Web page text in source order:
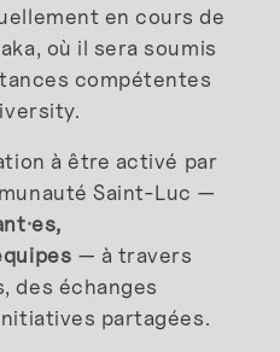
en cours de
où il sera soumis
compétentes
à être activé par
Saint-Luc —
— à travers
des échanges
partagées.